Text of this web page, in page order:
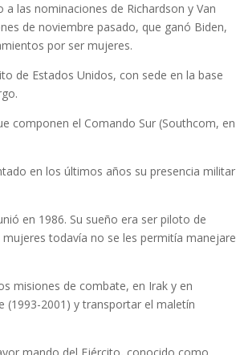
las nominaciones de Richardson y Van
de noviembre pasado, que ganó Biden,
por ser mujeres.
de Estados Unidos, con sede en la base
componen el Comando Sur (Southcom, en
en los últimos años su presencia militar
en 1986. Su sueño era ser piloto de
todavía no se les permitía manejare
misiones de combate, en Irak y en
(1993-2001) y transportar el maletín